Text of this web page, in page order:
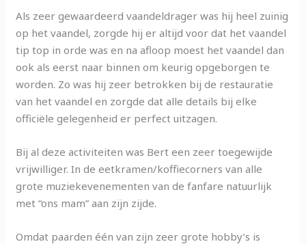
Als zeer gewaardeerd vaandeldrager was hij heel zuinig
op het vaandel, zorgde hij er altijd voor dat het vaandel
tip top in orde was en na afloop moest het vaandel dan
ook als eerst naar binnen om keurig opgeborgen te
worden. Zo was hij zeer betrokken bij de restauratie
van het vaandel en zorgde dat alle details bij elke
officiële gelegenheid er perfect uitzagen.
Bij al deze activiteiten was Bert een zeer toegewijde
vrijwilliger. In de eetkramen/koffiecorners van alle
grote muziekevenementen van de fanfare natuurlijk
met “ons mam” aan zijn zijde.
Omdat paarden één van zijn zeer grote hobby’s is